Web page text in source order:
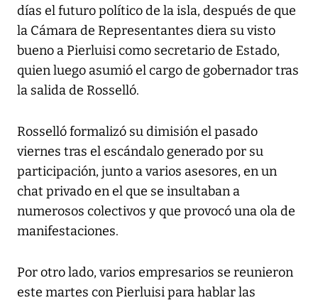
días el futuro político de la isla, después de que
la Cámara de Representantes diera su visto
bueno a Pierluisi como secretario de Estado,
quien luego asumió el cargo de gobernador tras
la salida de Rosselló.
Rosselló formalizó su dimisión el pasado
viernes tras el escándalo generado por su
participación, junto a varios asesores, en un
chat privado en el que se insultaban a
numerosos colectivos y que provocó una ola de
manifestaciones.
Por otro lado, varios empresarios se reunieron
este martes con Pierluisi para hablar las